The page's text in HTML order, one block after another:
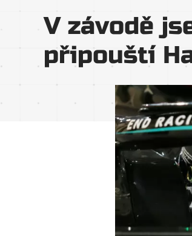
V závodě
připouští